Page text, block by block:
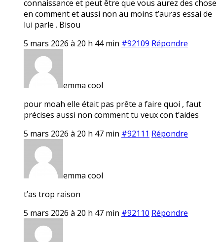
connaissance et peut être que vous aurez des chose
en comment et aussi non au moins t’auras essai de
lui parle . Bisou
5 mars 2026 à 20 h 44 min #92109 Répondre
emma cool
pour moah elle était pas prête a faire quoi , faut
précises aussi non comment tu veux con t’aides
5 mars 2026 à 20 h 47 min #92111 Répondre
emma cool
t’as trop raison
5 mars 2026 à 20 h 47 min #92110 Répondre